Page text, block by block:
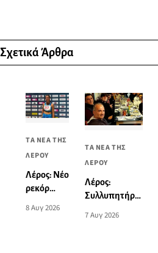
Σχετικά Άρθρα
ΤΑ ΝΕΑ ΤΗΣ
ΛΕΡΟΥ
Λέρος: Νέο
ρεκόρ
Αιγαίου
8 Αυγ 2026
ΤΑ ΝΕΑ ΤΗΣ
ΛΕΡΟΥ
Λέρος:
Συλλυπητήρια
του Πανιωνίου
7 Αυγ 2026